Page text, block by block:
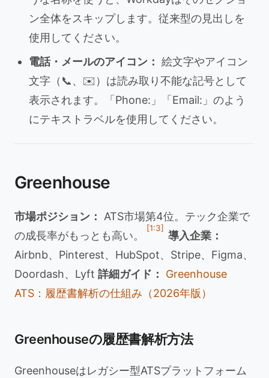
ン全体をスキップします。従来型の見出しを
使用してください。
電話・メールのアイコン： 絵文字やアイコン
文字（📞、✉️）は読み取り不能な記号として
表示されます。「Phone:」「Email:」のよう
にテキストラベルを使用してください。
Greenhouse
市場ポジション：
ATS市場第4位。テック企業で
の成長率がもっとも高い。
[1:3]
導入企業：
Airbnb、Pinterest、HubSpot、Stripe、Figma、
Doordash、Lyft 詳細ガイド：
Greenhouse
ATS：履歴書解析の仕組み（2026年版）
Greenhouseの履歴書解析方法
Greenhouseはレガシー型ATSプラットフォーム